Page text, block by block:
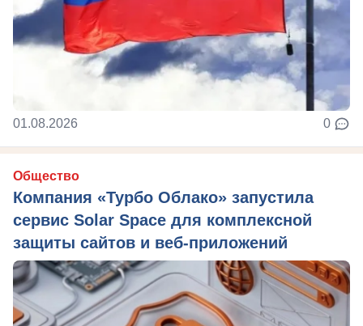
01.08.2026 0
Общество
Компания «Турбо Облако» запустила
сервис Solar Space для комплексной
защиты сайтов и веб-приложений